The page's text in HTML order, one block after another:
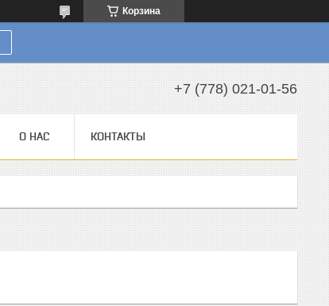
Корзина
+7 (778) 021-01-56
О НАС КОНТАКТЫ